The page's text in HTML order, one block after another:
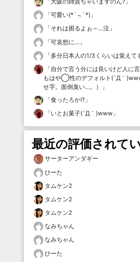
「可愛い(*´﹃`*) 」
「それは困るよぉ～…泣 」
「可哀想に… 」
「多分日本人の1/3くらいは覚えて
「自分で言う分には良いけど人に
もはや◯性のデフォルト(´Д｀
せ字。面倒臭い…。）
」
「食ったろか!? 」
「いとお菓子(´Д｀)www 」
最近の評価されて
サーターアンダギー
ひーた
タムケン2
タムケン2
タムケン2
なみちゃん
なみちゃん
ひーた